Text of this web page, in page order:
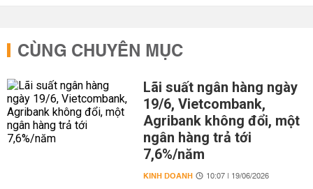
CÙNG CHUYÊN MỤC
Lãi suất ngân hàng ngày
19/6, Vietcombank,
Agribank không đổi, một
ngân hàng trả tới
7,6%/năm
KINH DOANH 10:07 | 19/06/2026